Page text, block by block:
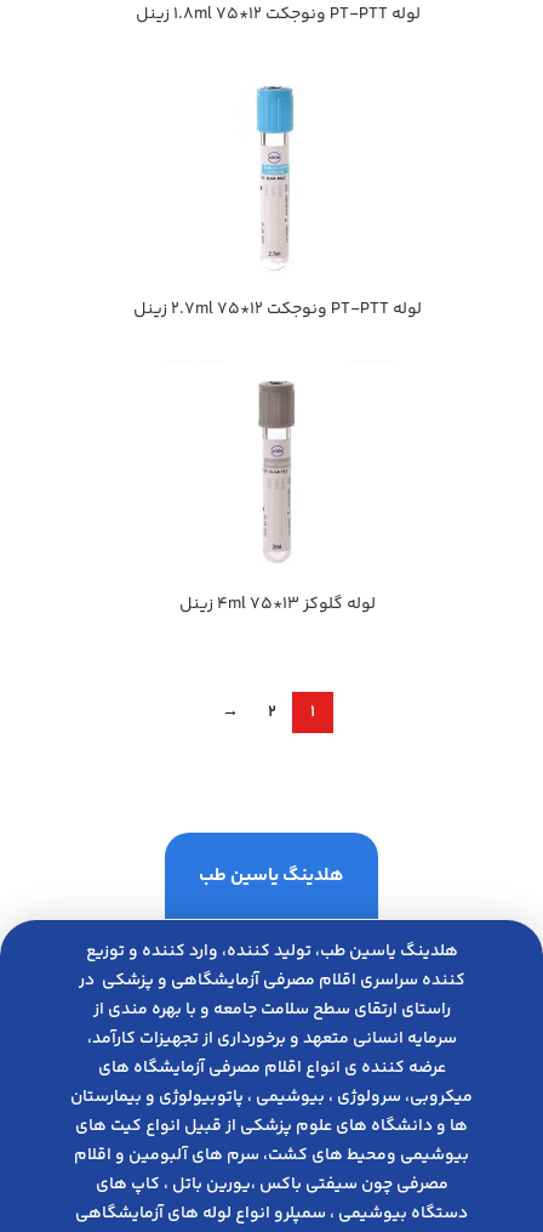
لوله PT-PTT ونوجكت 1.8ml 75*12 زينل
لوله PT-PTT ونوجکت 12*75 2.7ml زينل
لوله گلوكز 13*75 4ml زينل
1
2
→
هلدینگ یاسین طب
هلدینگ یاسین طب، تولید کننده، وارد کننده و توزیع
کننده سراسری اقلام مصرفی آزمایشگاهی و پزشکی در
راﺳﺘﺎی ارﺗﻘﺎی ﺳﻄﺢ ﺳﻼﻣﺖ ﺟﺎﻣﻌﻪ و ﺑﺎ ﺑﻬﺮه ﻣﻨﺪی از
ﺳﺮﻣﺎﯾﻪ انسانی متعهد و ﺑﺮﺧﻮرداری از ﺗﺠﻬﯿﺰات ﮐﺎرآﻣﺪ،
عرضه کننده ی انواع اﻗﻼم مصرفی آزﻣﺎﯾﺸﮕﺎه های
میکروبی، ﺳﺮوﻟﻮژی ، ﺑﯿﻮﺷﯿﻤﯽ ، پاتوبیولوژی و بیمارستان
ها و دانشگاه های علوم پزشکی از قبیل انواع کیت های
بیوشیمی ومحیط های کشت، سرم های آلبومین و اقلام
مصرفی چون سیفتی باکس ،یورین باتل ، کاپ های
دستگاه بیوشیمی ، سمپلرو انواع لوله های آزمایشگاهی